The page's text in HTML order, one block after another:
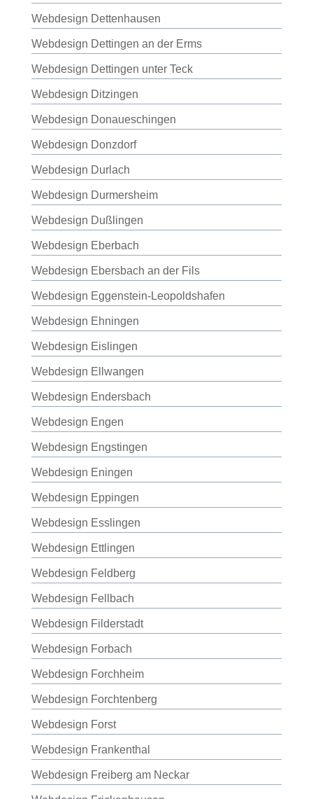
Webdesign Dettenhausen
Webdesign Dettingen an der Erms
Webdesign Dettingen unter Teck
Webdesign Ditzingen
Webdesign Donaueschingen
Webdesign Donzdorf
Webdesign Durlach
Webdesign Durmersheim
Webdesign Dußlingen
Webdesign Eberbach
Webdesign Ebersbach an der Fils
Webdesign Eggenstein-Leopoldshafen
Webdesign Ehningen
Webdesign Eislingen
Webdesign Ellwangen
Webdesign Endersbach
Webdesign Engen
Webdesign Engstingen
Webdesign Eningen
Webdesign Eppingen
Webdesign Esslingen
Webdesign Ettlingen
Webdesign Feldberg
Webdesign Fellbach
Webdesign Filderstadt
Webdesign Forbach
Webdesign Forchheim
Webdesign Forchtenberg
Webdesign Forst
Webdesign Frankenthal
Webdesign Freiberg am Neckar